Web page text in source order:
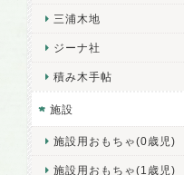
三浦木地
ジーナ社
積み木手帖
施設
施設用おもちゃ(0歳児)
施設用おもちゃ(1歳児)